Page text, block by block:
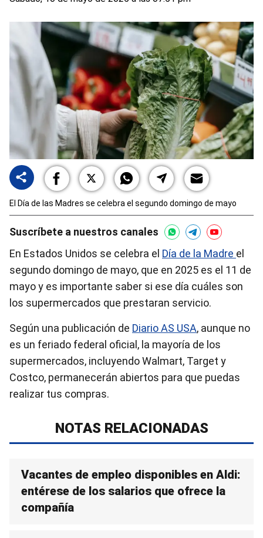
El Día de las Madres se celebra el segundo domingo de mayo
Suscríbete a nuestros canales
En Estados Unidos se celebra el Día de la Madre el
segundo domingo de mayo, que en 2025 es el 11 de
mayo y es importante saber si ese día cuáles son
los supermercados que prestaran servicio.
Según una publicación de Diario AS USA, aunque no
es un feriado federal oficial, la mayoría de los
supermercados, incluyendo Walmart, Target y
Costco, permanecerán abiertos para que puedas
realizar tus compras.
NOTAS RELACIONADAS
Vacantes de empleo disponibles en Aldi:
entérese de los salarios que ofrece la
compañía